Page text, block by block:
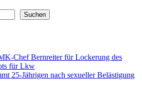
Suchen
Chef Bernreiter für Lockerung des
für Lkw
25-Jährigen nach sexueller Belästigung